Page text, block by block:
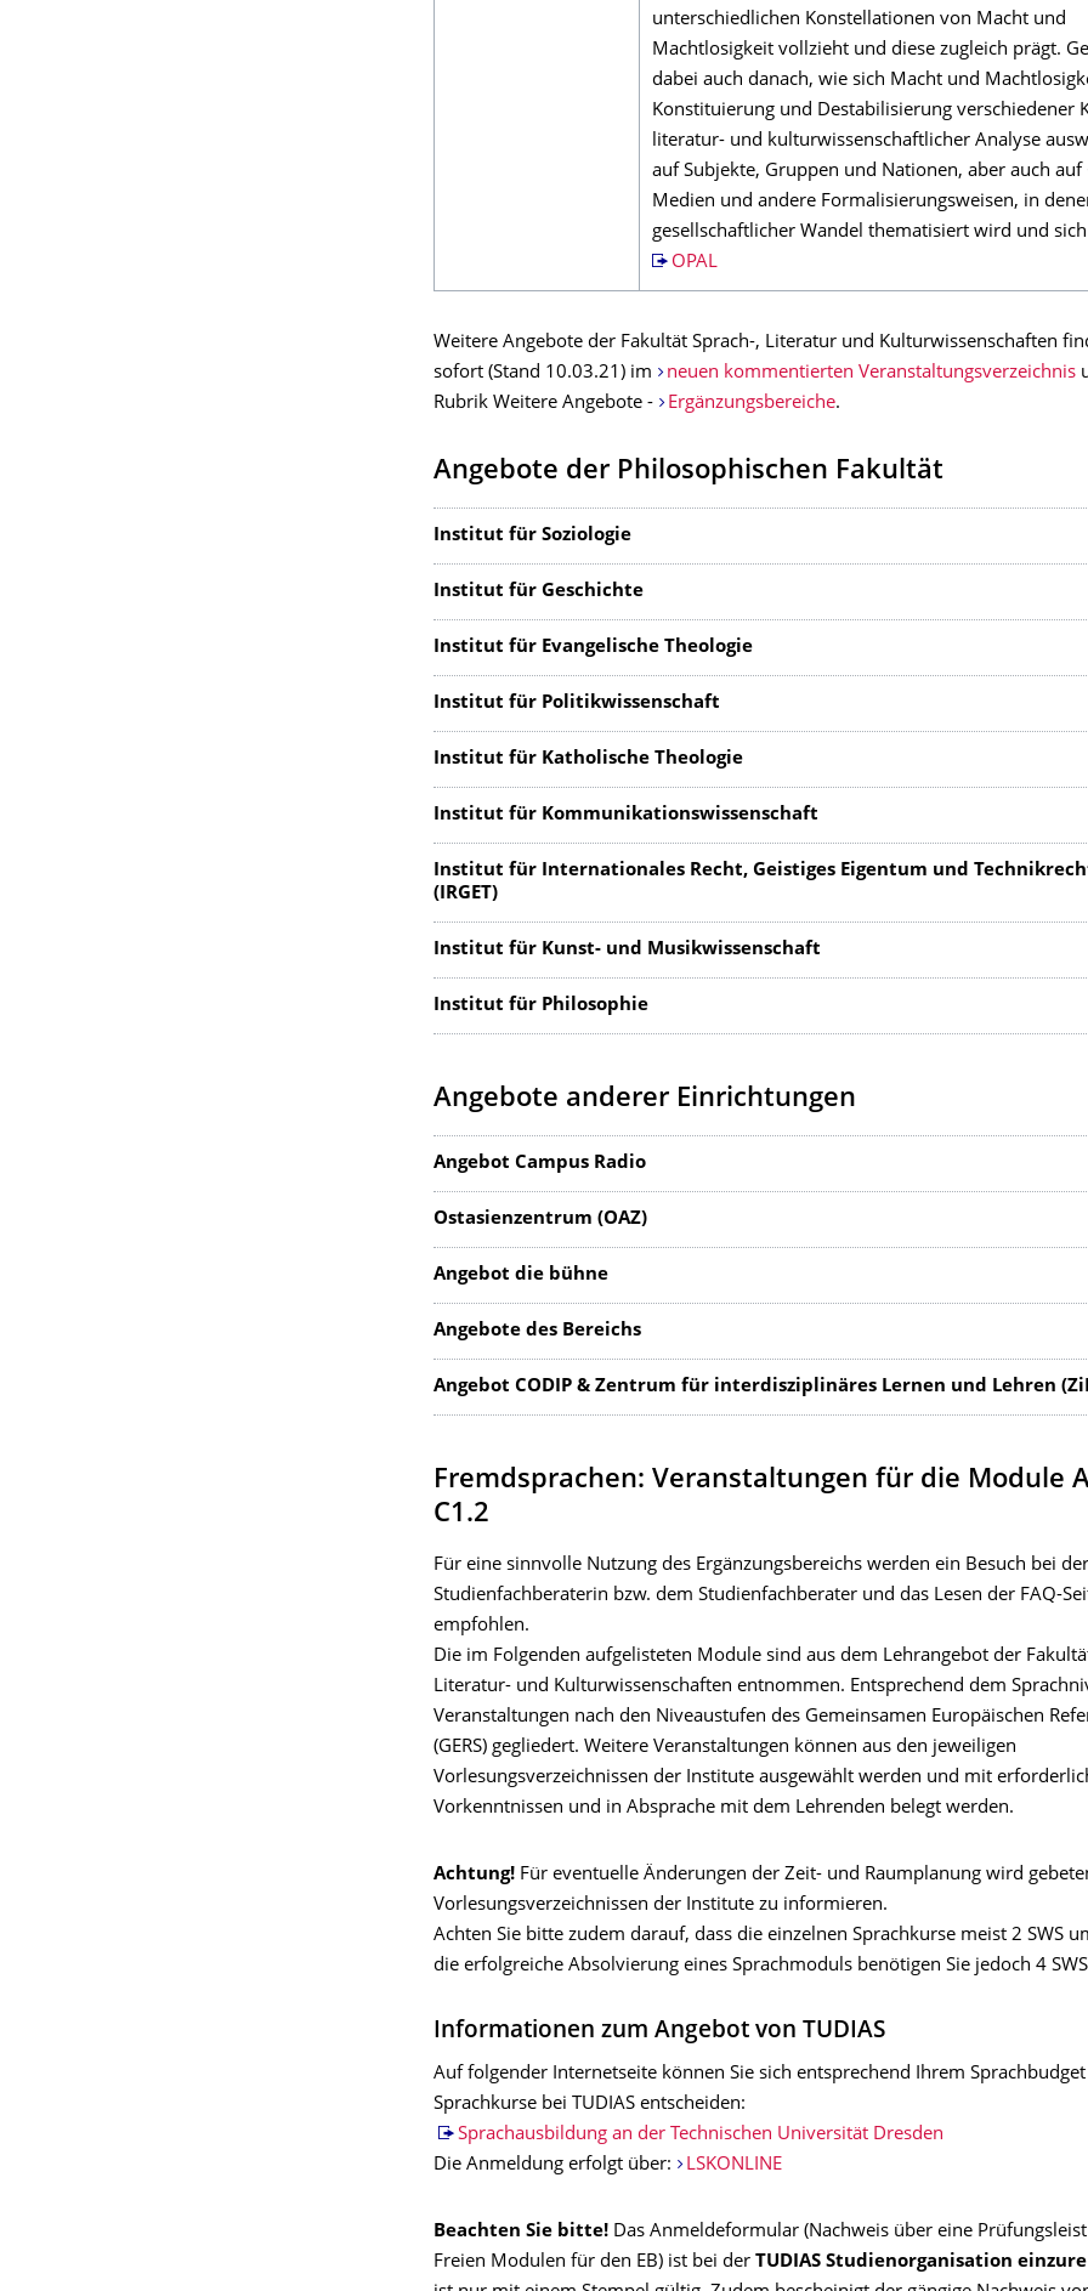
unterschiedlichen Konstellationen von Macht und
Machtlosigkeit vollzieht und diese zugleich prägt.
dabei auch danach, wie sich Macht und
Konstituierung und Destabilisierung verschiedener
literatur- und kulturwissenschaftlicher Analyse
auf Subjekte, Gruppen und Nationen, aber auch auf
Medien und andere Formalisierungsweisen, in
gesellschaftlicher Wandel thematisiert wird und
OPAL
Weitere Angebote der Fakultät Sprach-, Literatur und Kulturwissenschaften
sofort (Stand 10.03.21) im
neuen kommentierten Veranstaltungsverzeichnis
Rubrik Weitere Angebote -
Ergänzungsbereiche.
Angebote der Philosophischen Fakultät
Institut für Soziologie
Institut für Geschichte
Institut für Evangelische Theologie
Institut für Politikwissenschaft
Institut für Katholische Theologie
Institut für Kommunikationswissenschaft
Institut für Internationales Recht, Geistiges Eigentum und
(IRGET)
Institut für Kunst- und Musikwissenschaft
Institut für Philosophie
Angebote anderer Einrichtungen
Angebot Campus Radio
Ostasienzentrum (OAZ)
Angebot die bühne
Angebote des Bereichs
Angebot CODIP & Zentrum für interdisziplinäres Lernen und Lehren
Fremdsprachen: Veranstaltungen für die Module
C1.2
Für eine sinnvolle Nutzung des Ergänzungsbereichs werden ein Besuch bei
Studienfachberaterin bzw. dem Studienfachberater und das Lesen der FAQ-
empfohlen.
Die im Folgenden aufgelisteten Module sind aus dem Lehrangebot der
Literatur- und Kulturwissenschaften entnommen. Entsprechend dem
Veranstaltungen nach den Niveaustufen des Gemeinsamen Europäischen
(GERS) gegliedert. Weitere Veranstaltungen können aus den jeweiligen
Vorlesungsverzeichnissen der Institute ausgewählt werden und mit
Vorkenntnissen und in Absprache mit dem Lehrenden belegt werden.
Achtung! Für eventuelle Änderungen der Zeit- und Raumplanung wird
Vorlesungsverzeichnissen der Institute zu informieren.
Achten Sie bitte zudem darauf, dass die einzelnen Sprachkurse meist 2 SWS
die erfolgreiche Absolvierung eines Sprachmoduls benötigen Sie jedoch 4
Informationen zum Angebot von TUDIAS
Auf folgender Internetseite können Sie sich entsprechend Ihrem
Sprachkurse bei TUDIAS entscheiden:
Sprachausbildung an der Technischen Universität Dresden
Die Anmeldung erfolgt über:
LSKONLINE
Beachten Sie bitte! Das Anmeldeformular (Nachweis über eine
Freien Modulen für den EB) ist bei der TUDIAS Studienorganisation